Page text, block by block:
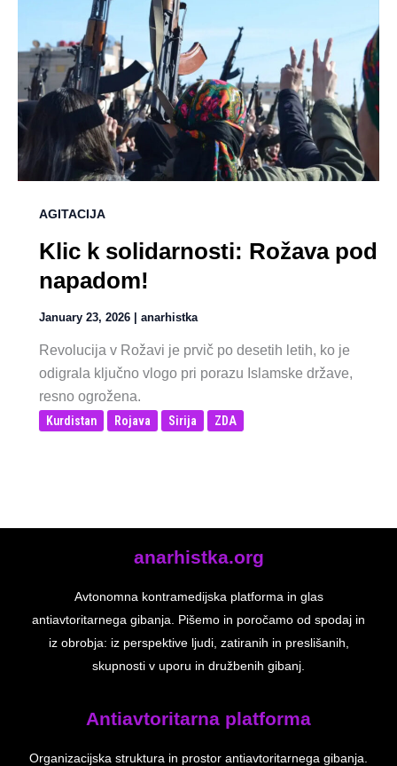
AGITACIJA
Klic k solidarnosti: Rožava pod
napadom!
January 23, 2026 | anarhistka
Revolucija v Rožavi je prvič po desetih letih, ko je
odigrala ključno vlogo pri porazu Islamske države,
resno ogrožena.
Kurdistan Rojava Sirija ZDA
anarhistka.org
Avtonomna kontramedijska platforma in glas
antiavtoritarnega gibanja. Pišemo in poročamo od spodaj in
iz obrobja: iz perspektive ljudi, zatiranih in preslišanih,
skupnosti v uporu in družbenih gibanj.
Antiavtoritarna platforma
Organizacijska struktura in prostor antiavtoritarnega gibanja.